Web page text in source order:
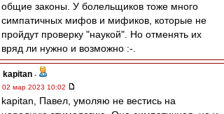
общие законы. У болельщиков тоже много
симпатичных мифов и мификов, которые не
пройдут проверку "наукой". Но отменять их
вряд ли нужно и возможно :-.
kapitan -
02 мар 2023 10:02
kapitan, Павел, умоляю не вестись на